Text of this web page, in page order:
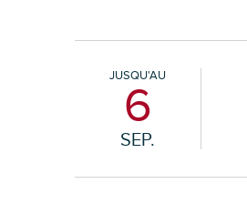
JUSQU'AU
6
SEP.